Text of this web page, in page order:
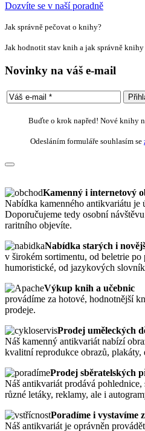
Dozvíte se v naší poradně
Jak správně pečovat o knihy?
Jak hodnotit stav knih a jak správně
Novinky na váš e-mail
Buďte o krok napřed! Nové knihy
Odesláním formuláře souhlasím se
Kamenný i internetový
Nabídka kamenného antikvariátu je
Doporučujeme tedy osobní
raritního objevíte.
Nabídka starých i
v širokém sortimentu, od beletrie
humoristické, od jazykových
Výkup knih a učebnic
provádíme za hotové, hodnotnější
prodeje.
Prodej uměleckých
Náš kamenný antikvariát nabízí
kvalitní reprodukce obrazů,
Prodej sběratelských
Náš antikvariát prodává pohlednice,
různé letáky, reklamy, ale i
Poradíme i vystavíme
Náš antikvariát je oprávněn